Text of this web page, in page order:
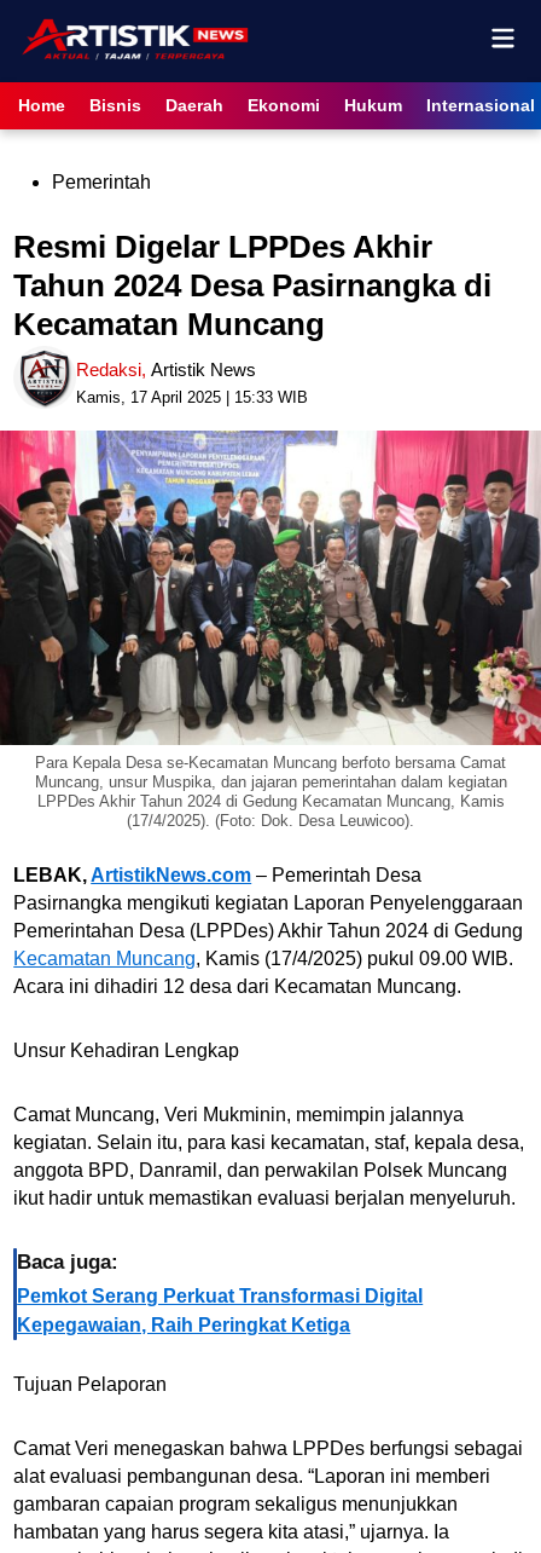
content
Home Bisnis Daerah Ekonomi Hukum Internasional
PostedPemerintah
Resmi Digelar LPPDes Akhir
Tahun 2024 Desa Pasirnangka di
Kecamatan Muncang
Redaksi,Artistik News
Kamis, 17 April 2025 | 15:33 WIB
Para Kepala Desa se-Kecamatan Muncang berfoto bersama Camat
Muncang, unsur Muspika, dan jajaran pemerintahan dalam kegiatan
LPPDes Akhir Tahun 2024 di Gedung Kecamatan Muncang, Kamis
(17/4/2025). (Foto: Dok. Desa Leuwicoo).
LEBAK,ArtistikNews.com – Pemerintah Desa
Pasirnangka mengikuti kegiatan Laporan Penyelenggaraan
Pemerintahan Desa (LPPDes) Akhir Tahun 2024 di Gedung
Kecamatan Muncang, Kamis (17/4/2025) pukul 09.00 WIB.
Acara ini dihadiri 12 desa dari Kecamatan Muncang.
Unsur Kehadiran Lengkap
Camat Muncang, Veri Mukminin, memimpin jalannya
kegiatan. Selain itu, para kasi kecamatan, staf, kepala desa,
anggota BPD, Danramil, dan perwakilan Polsek Muncang
ikut hadir untuk memastikan evaluasi berjalan menyeluruh.
Baca juga:
Pemkot Serang Perkuat Transformasi Digital
Kepegawaian, Raih Peringkat Ketiga
Tujuan Pelaporan
Camat Veri menegaskan bahwa LPPDes berfungsi sebagai
alat evaluasi pembangunan desa. “Laporan ini memberi
gambaran capaian program sekaligus menunjukkan
hambatan yang harus segera kita atasi,” ujarnya. Ia